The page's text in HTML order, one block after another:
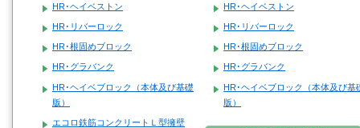
HR･ヘイベストン
HR･リバーロック
HR･根固めブロック
HR･グラバンク
HR･ヘイベブロック（本体及び基礎
版）
エコロ鉄筋コンクリートＬ型擁壁
HR･ヘイベストン
HR･リバーロック
HR･根固めブロック
HR･グラバンク
HR･ヘイベブロック（本体及び基
版）